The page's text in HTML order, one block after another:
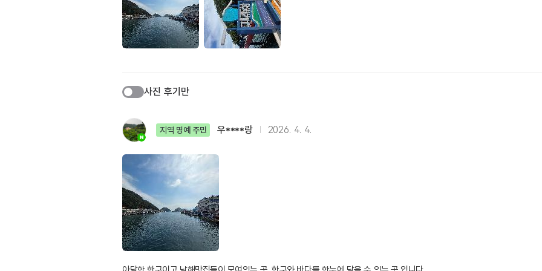
사진 후기만
지역 명예 주민 우****랑 2026. 4. 4.